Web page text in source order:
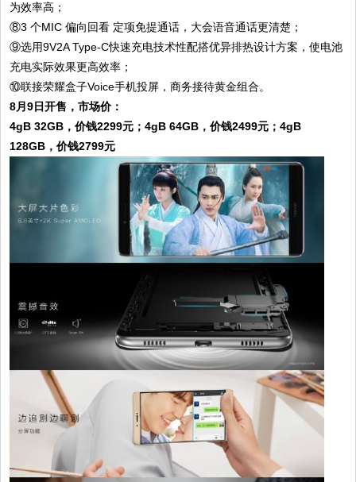
为效率高；
⑧3 个MIC 偏向回看 定项免提通话，大会语音通话更清楚；
⑨选用9V2A Type-C快速充电技术性配搭优异排热设计方案，使电池
充电实际效果更高效率；
⑩联接荣耀盒子Voice手机投屏，商务接待黄金组合。
8月9日开售，市场价：
4gB 32GB，价钱2299元；4gB 64GB，价钱2499元；4gB
128GB，价钱2799元